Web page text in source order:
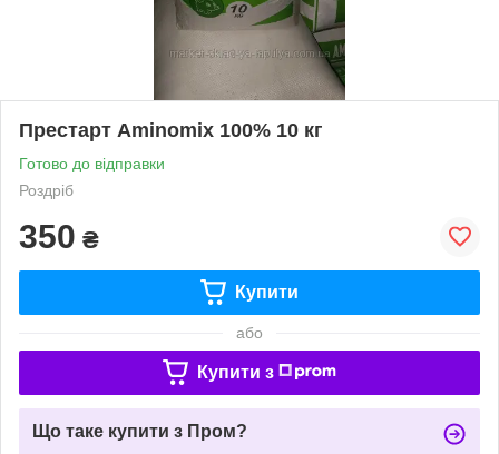
Престарт Aminomix 100% 10 кг
Готово до відправки
Роздріб
350 ₴
Купити
або
Купити з
Що таке купити з Пром?